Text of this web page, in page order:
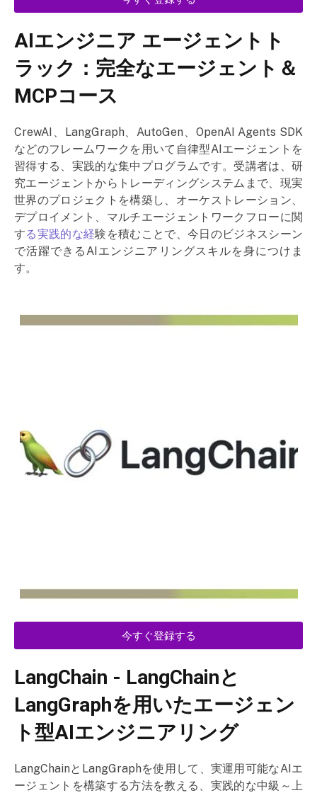
AIエンジニア エージェントト
ラック：完全なエージェント＆
MCPコース
CrewAI、LangGraph、AutoGen、OpenAI Agents SDK
などのフレームワークを用いて自律型AIエージェントを
習得する、実践的な集中プログラムです。受講者は、研
究エージェントからトレーディングシステムまで、現実
世界のプロジェクトを構築し、オーケストレーション、
デプロイメント、マルチエージェントワークフローに関
する実践的な経験を積むことで、今日のビジネスシーン
で活躍できるAIエンジニアリングスキルを身につけま
す。
LangChain - LangChainと
LangGraphを用いたエージェン
ト型AIエンジニアリング
LangChainとLangGraphを使用して、実運用可能なAIエ
ージェントを構築する方法を教える、実践的な中級～上
今すぐ登録する